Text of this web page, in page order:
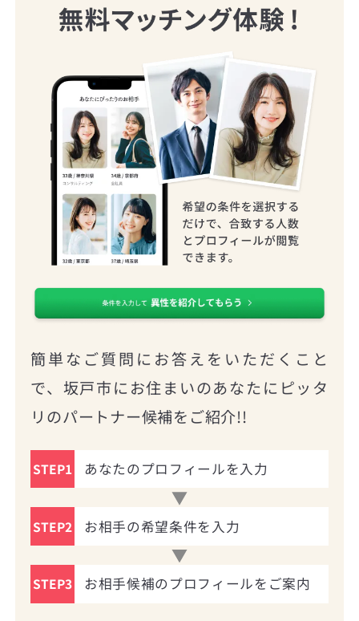
簡単なご質問にお答えをいただくこと
で、坂戸市にお住まいのあなたにピッタ
リのパートナー候補をご紹介!!
STEP1 あなたのプロフィールを入力
STEP2 お相手の希望条件を入力
STEP3 お相手候補のプロフィールをご案内